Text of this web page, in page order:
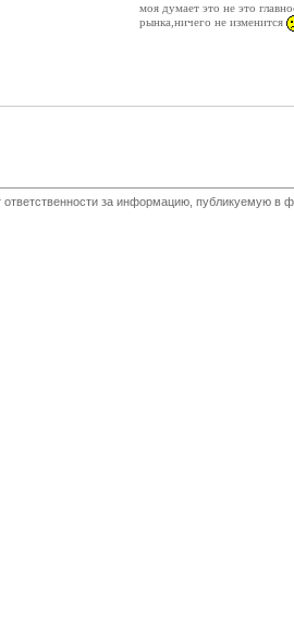
моя думает это не это
рынка,ничего не изменится
ответственности за информацию, публикуемую